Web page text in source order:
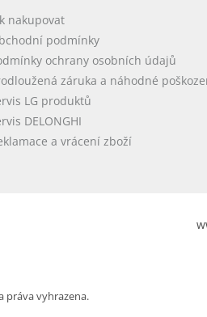
nakupovat
podmínky
ochrany osobních údajů
záruka a náhodné
LG produktů
DELONGHI
a vrácení zboží
práva vyhrazena.